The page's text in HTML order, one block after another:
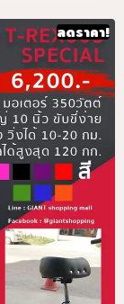
ลดราคา!